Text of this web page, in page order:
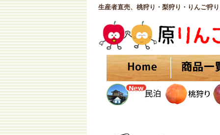
生産者直売、桃狩り・梨狩り・りんご狩